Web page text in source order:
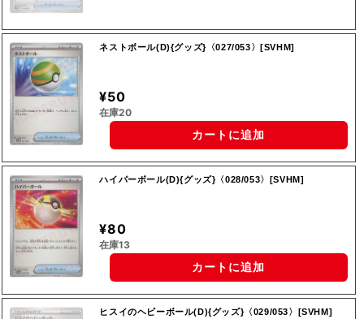
ネストボール(D){グッズ}〈027/053〉[SVHM]
¥50
在庫20
カートに追加
ハイパーボール(D){グッズ}〈028/053〉[SVHM]
¥80
在庫13
カートに追加
ヒスイのヘビーボール(D){グッズ}〈029/053〉[SVHM]